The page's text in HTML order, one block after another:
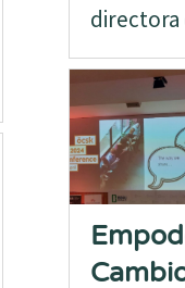
directora